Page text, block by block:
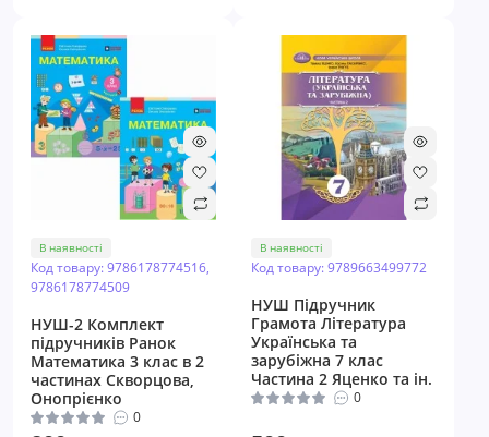
В наявності
Код товару: 9786178774516,
9786178774509
НУШ-2 Комплект
підручників Ранок
Математика 3 клас в 2
частинах Скворцова,
Онопрієнко
0
В наявності
Код товару: 9789663499772
НУШ Підручник
Грамота Література
Українська та
зарубіжна 7 клас
Частина 2 Яценко та ін.
0